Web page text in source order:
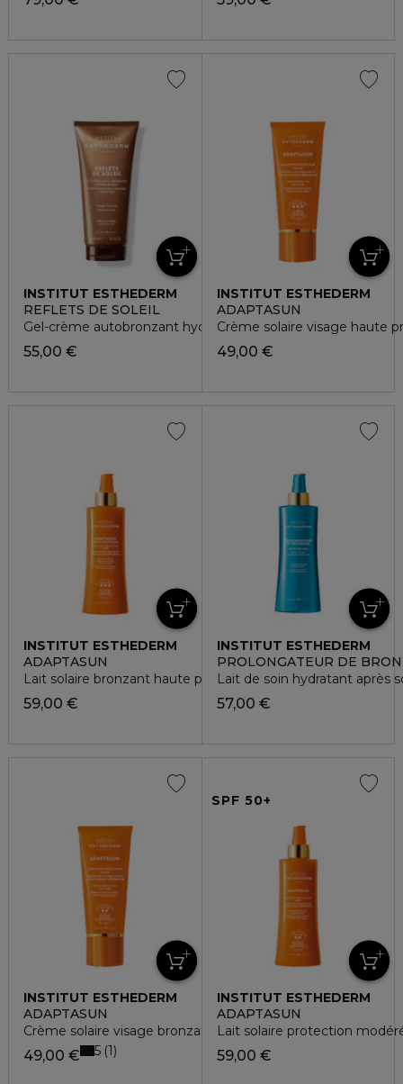
INSTITUT ESTHEDERM
REFLETS DE SOLEIL
Gel-crème autobronzant hydratant visage et corps
55,00 €
INSTITUT ESTHEDERM
ADAPTASUN
Crème solaire visage haute
49,00 €
INSTITUT ESTHEDERM
ADAPTASUN
Lait solaire bronzant haute protection
59,00 €
INSTITUT ESTHEDERM
PROLONGATEUR DE
Lait de soin hydratant après
57,00 €
INSTITUT ESTHEDERM
ADAPTASUN
Crème solaire visage bronzante soleil modéré
49,00 € 5 1
SPF 50+
INSTITUT ESTHEDERM
ADAPTASUN
Lait solaire protection
59,00 €